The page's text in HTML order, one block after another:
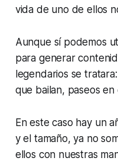
vida de uno de ellos
Aunque sí podemos
para generar
legendarios se
que bailan, paseos
En este caso hay un
y el tamaño, ya no
ellos con nuestras